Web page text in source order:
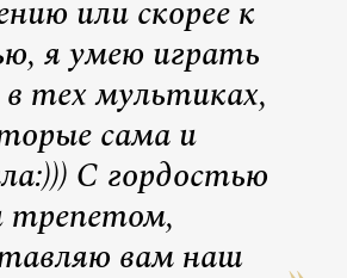
или скорее к
я умею играть
тех мультиках,
сама и
С гордостью
трепетом,
вам наш